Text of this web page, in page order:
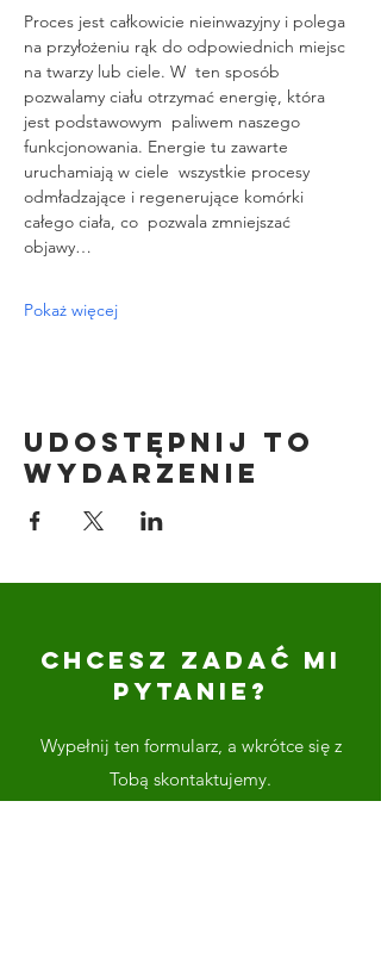
Proces jest całkowicie nieinwazyjny i polega
na przyłożeniu rąk do odpowiednich miejsc
na twarzy lub ciele. W  ten sposób
pozwalamy ciału otrzymać energię, która
jest podstawowym  paliwem naszego
funkcjonowania. Energie tu zawarte
uruchamiają w ciele  wszystkie procesy
odmładzające i regenerujące komórki
całego ciała, co  pozwala zmniejszać
objawy…
Pokaż więcej
Udostępnij to
wydarzenie
CHCESZ ZADAĆ MI
PYTANIE?
Wypełnij ten formularz, a wkrótce się z
Tobą skontaktujemy.